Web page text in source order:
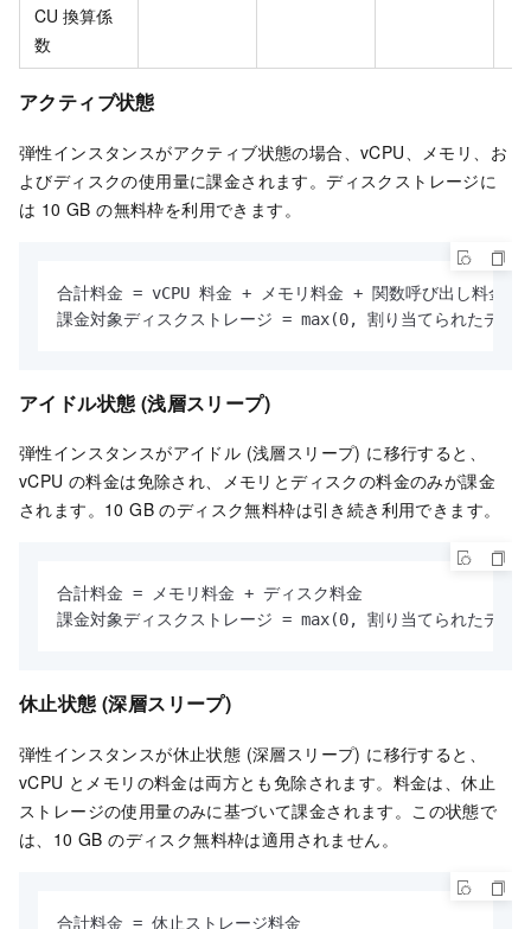
CU 換算係
数
アクティブ状態
弾性インスタンスがアクティブ状態の場合、vCPU、メモリ、お
よびディスクの使用量に課金されます。ディスクストレージに
は 10 GB の無料枠を利用できます。
合計料金 = vCPU 料金 + メモリ料金 + 関数呼び出し料金 +
課金対象ディスクストレージ = max(0, 割り当てられたデ
アイドル状態 (浅層スリープ)
弾性インスタンスがアイドル (浅層スリープ) に移行すると、
vCPU の料金は免除され、メモリとディスクの料金のみが課金
されます。10 GB のディスク無料枠は引き続き利用できます。
合計料金 = メモリ料金 + ディスク料金
課金対象ディスクストレージ = max(0, 割り当てられたデ
休止状態 (深層スリープ)
弾性インスタンスが休止状態 (深層スリープ) に移行すると、
vCPU とメモリの料金は両方とも免除されます。料金は、休止
ストレージの使用量のみに基づいて課金されます。この状態で
は、10 GB のディスク無料枠は適用されません。
合計料金 = 休止ストレージ料金